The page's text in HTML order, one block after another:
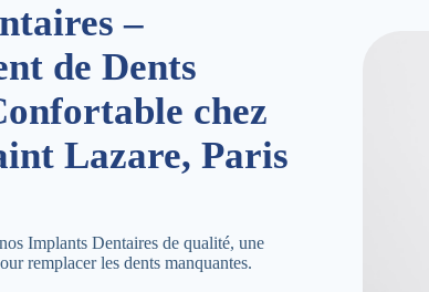
–
de Dents
chez
Lazare, Paris
Implants Dentaires de qualité, une
remplacer les dents manquantes.